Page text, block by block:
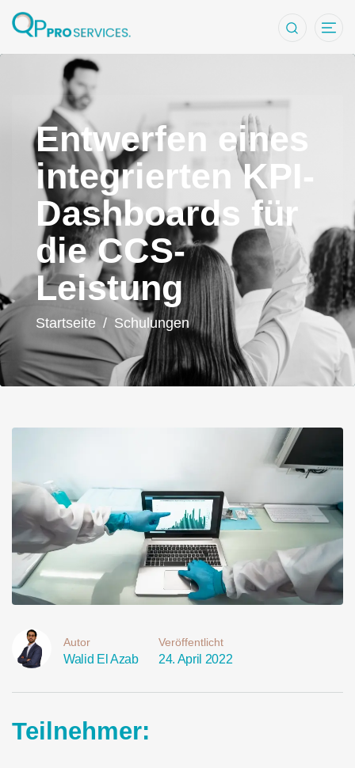
Schulung
Entwerfen eines
integrierten KPI-
Dashboards für
die CCS-
Leistung
Startseite / Schulungen
Autor
Walid El Azab
Veröffentlicht
24. April 2022
Teilnehmer: